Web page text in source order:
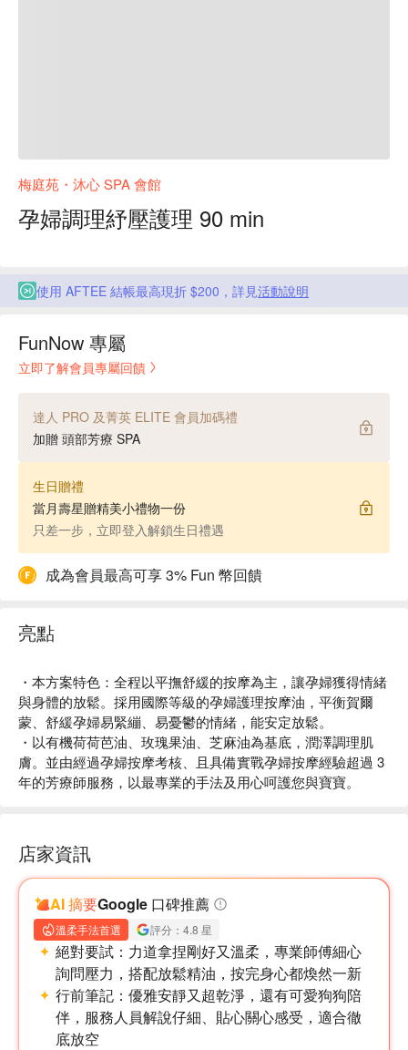
梅庭苑・沐心 SPA 會館
孕婦調理紓壓護理 90 min
使用 AFTEE 結帳最高現折 $200，詳見活動說明
FunNow 專屬
立即了解會員專屬回饋
達人 PRO 及菁英 ELITE 會員加碼禮
加贈 頭部芳療 SPA
生日贈禮
當月壽星贈精美小禮物一份
只差一步，立即登入解鎖生日禮遇
成為會員最高可享 3% Fun 幣回饋
亮點
・本方案特色：全程以平撫舒緩的按摩為主，讓孕婦獲得情緒
與身體的放鬆。採用國際等級的孕婦護理按摩油，平衡賀爾
蒙、舒緩孕婦易緊繃、易憂鬱的情緒，能安定放鬆。
・以有機荷荷芭油、玫瑰果油、芝麻油為基底，潤澤調理肌
膚。並由經過孕婦按摩考核、且具備實戰孕婦按摩經驗超過 3
年的芳療師服務，以最專業的手法及用心呵護您與寶寶。
店家資訊
AI 摘要Google 口碑推薦
溫柔手法首選 評分：4.8 星
絕對要試： 力道拿捏剛好又溫柔，專業師傅細心
詢問壓力，搭配放鬆精油，按完身心都煥然一新
行前筆記： 優雅安靜又超乾淨，還有可愛狗狗陪
伴，服務人員解說仔細、貼心關心感受，適合徹
底放空